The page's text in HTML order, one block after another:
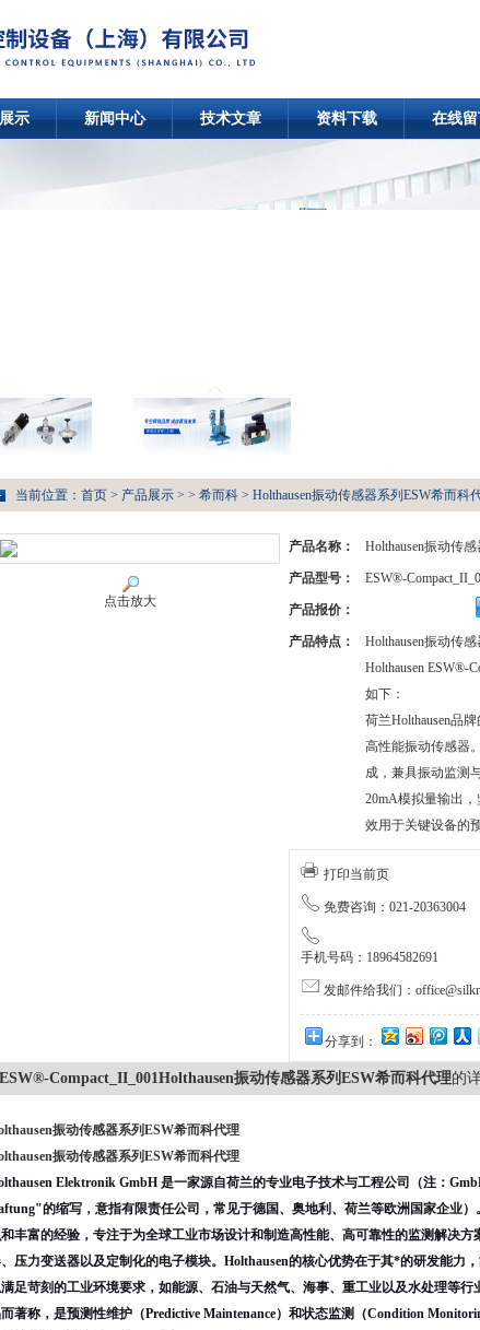
示 新闻中心 技术文章 资料下载 在线
当前位置： 首页 > 产品展示 > > 希而科 > Holthausen振动传感器系列ESW希而科
点击放大
产品名称： Holthausen振动传
产品型号： ESW®-
产品报价：
产品特点：
Holthausen振动传
Holthausen ESW®-
如下：
荷兰Holthausen品
高性能振动传感器
成，兼具振动监测
20mA模拟量输出
效用于关键设备的
打印当前页
免费咨询：021-20363004
手机号码：18964582691
发邮件给我们：
分享到：
ESW®-Compact_II_001Holthausen振动传感器系列ESW希而科代理的
振动传感器系列ESW希而科代理
振动传感器系列ESW希而科代理
Elektronik GmbH 是一家源自荷兰的专业电子技术与工程公司（注：
的缩写，意指有限责任公司，常见于德国、奥地利、荷兰等欧洲国家企业
丰富的经验，专注于为全球工业市场设计和制造高性能、高可靠性的监测解决
压力变送器以及定制化的电子模块。Holthausen的核心优势在于其*的研发能力
足苛刻的工业环境要求，如能源、石油与天然气、海事、重工业以及水处理等
著称，是预测性维护（Predictive Maintenance）和状态监测（Condition